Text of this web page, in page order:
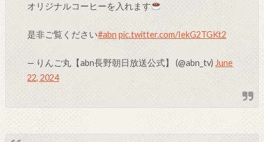
オリジナルコーヒーを入れます
是非ご覧ください#abn pic.twitter.com/IekG2TGKt2
— りんご丸【abn長野朝日放送公式】 (@abn_tv) June
22, 2024